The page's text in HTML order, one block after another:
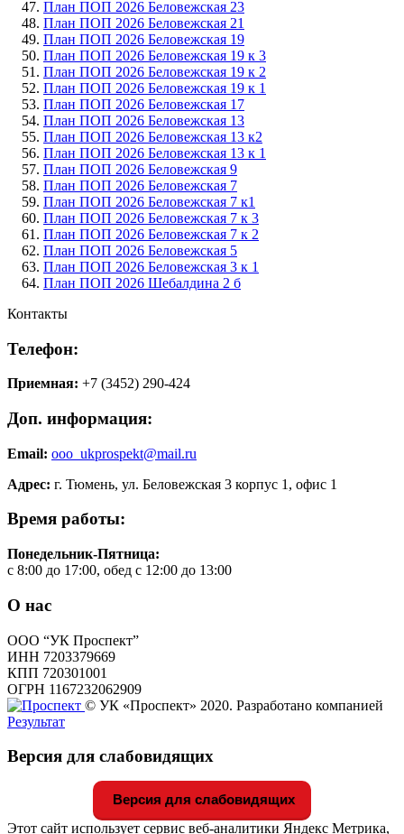
План ПОП 2026 Беловежская 23
План ПОП 2026 Беловежская 21
План ПОП 2026 Беловежская 19
План ПОП 2026 Беловежская 19 к 3
План ПОП 2026 Беловежская 19 к 2
План ПОП 2026 Беловежская 19 к 1
План ПОП 2026 Беловежская 17
План ПОП 2026 Беловежская 13
План ПОП 2026 Беловежская 13 к2
План ПОП 2026 Беловежская 13 к 1
План ПОП 2026 Беловежская 9
План ПОП 2026 Беловежская 7
План ПОП 2026 Беловежская 7 к1
План ПОП 2026 Беловежская 7 к 3
План ПОП 2026 Беловежская 7 к 2
План ПОП 2026 Беловежская 5
План ПОП 2026 Беловежская 3 к 1
План ПОП 2026 Шебалдина 2 б
Контакты
Телефон:
Приемная: +7 (3452) 290-424
Доп. информация:
Email: ooo_ukprospekt@mail.ru
Адрес: г. Тюмень, ул. Беловежская 3 корпус 1, офис 1
Время работы:
Понедельник-Пятница:
с 8:00 до 17:00, обед с 12:00 до 13:00
О нас
ООО “УК Проспект”
ИНН 7203379669
КПП 720301001
ОГРН 1167232062909
© УК «Проспект» 2020. Разработано компанией
Результат
Версия для слабовидящих
Версия для слабовидящих
Этот сайт использует сервис веб-аналитики Яндекс Метрика,